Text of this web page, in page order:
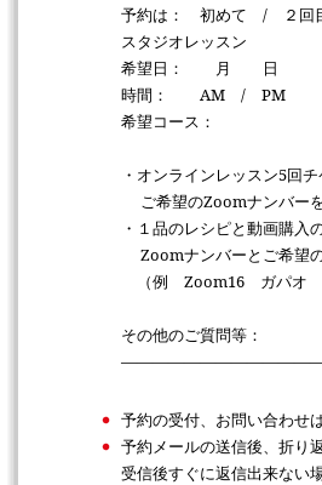
予約は： 初めて / ２回
スタジオレッスン
希望日： 月 日
時間： AM / PM
希望コース：
・オンラインレッスン5回
ご希望のZoomナンバーを
・１品のレシピと動画購入
Zoomナンバーとご希望の
（例 Zoom16 ガパオ
その他のご質問等：
予約の受付、お問い合わせ
予約メールの送信後、折り
受信後すぐに返信出来ない